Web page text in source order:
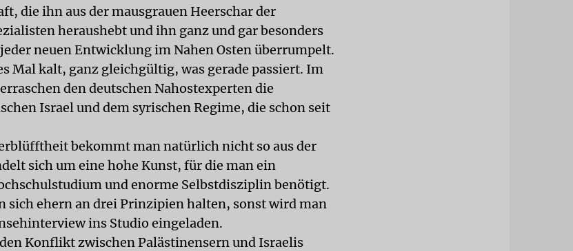
die ihn aus der mausgrauen Heerschar der
heraushebt und ihn ganz und gar besonders
neuen Entwicklung im Nahen Osten überrumpelt.
Mal kalt, ganz gleichgültig, was gerade passiert. Im
den deutschen Nahostexperten die
Israel und dem syrischen Regime, die schon seit
bekommt man natürlich nicht so aus der
sich um eine hohe Kunst, für die man ein
und enorme Selbstdisziplin benötigt.
sich ehern an drei Prinzipien halten, sonst wird man
ins Studio eingeladen.
Konflikt zwischen Palästinensern und Israelis